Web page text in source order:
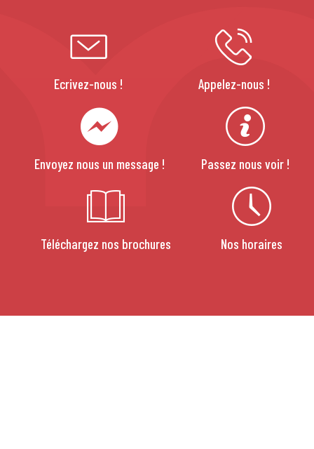
Ecrivez-nous ! Appelez-nous !
Envoyez nous un message ! Passez nous voir !
Téléchargez nos brochures Nos horaires